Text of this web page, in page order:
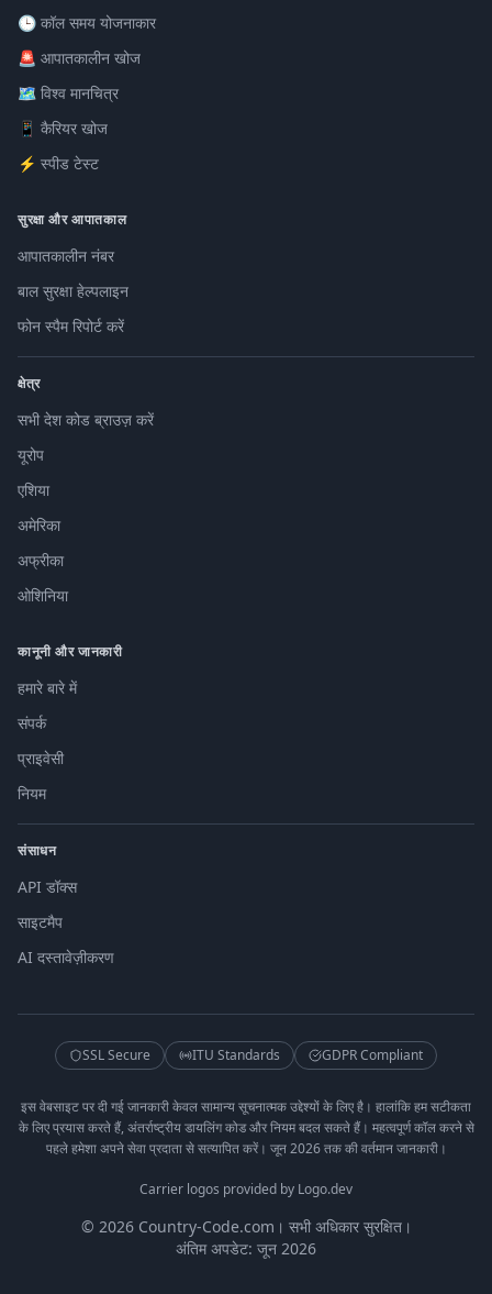
🕒 कॉल समय योजनाकार
🚨 आपातकालीन खोज
🗺️ विश्व मानचित्र
📱 कैरियर खोज
⚡ स्पीड टेस्ट
सुरक्षा और आपातकाल
आपातकालीन नंबर
बाल सुरक्षा हेल्पलाइन
फोन स्पैम रिपोर्ट करें
क्षेत्र
सभी देश कोड ब्राउज़ करें
यूरोप
एशिया
अमेरिका
अफ्रीका
ओशिनिया
कानूनी और जानकारी
हमारे बारे में
संपर्क
प्राइवेसी
नियम
संसाधन
API डॉक्स
साइटमैप
AI दस्तावेज़ीकरण
SSL Secure ITU Standards GDPR Compliant
इस वेबसाइट पर दी गई जानकारी केवल सामान्य सूचनात्मक उद्देश्यों के लिए है। हालांकि हम सटीकता
के लिए प्रयास करते हैं, अंतर्राष्ट्रीय डायलिंग कोड और नियम बदल सकते हैं। महत्वपूर्ण कॉल करने से
पहले हमेशा अपने सेवा प्रदाता से सत्यापित करें। जून 2026 तक की वर्तमान जानकारी।
Carrier logos provided by Logo.dev
© 2026 Country-Code.com। सभी अधिकार सुरक्षित।
अंतिम अपडेट: जून 2026